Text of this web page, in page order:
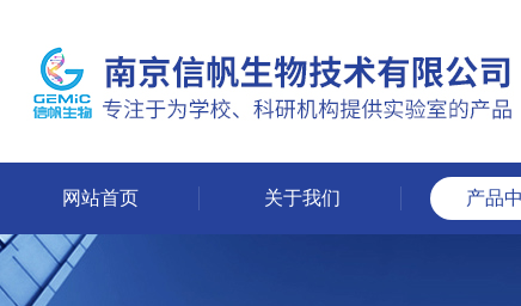
网站首页 关于我们 产品